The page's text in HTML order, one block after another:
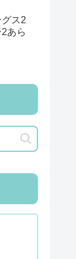
ス2
あら